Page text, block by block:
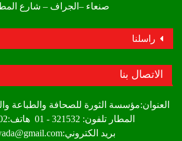
صنعاء –الجراف – شارع
راسلنا
الاتصال بنا
العنوان:مؤسسة الثورة للصحافة والطباعة
المطار تلفون: 321532 - 01 هاتف:777228802
بريد الكتروني:alrryada@gmail.com